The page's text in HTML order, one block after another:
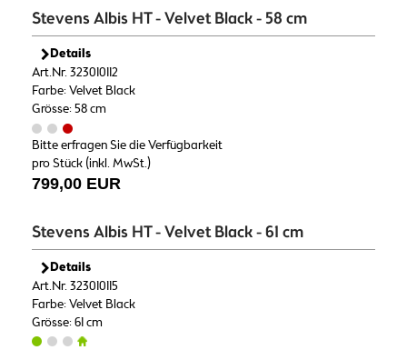
Stevens Albis HT - Velvet Black - 58 cm
Details
Art.Nr. 323010112
Farbe: Velvet Black
Grösse: 58 cm
Bitte erfragen Sie die Verfügbarkeit
pro Stück (inkl. MwSt.)
799,00 EUR
Stevens Albis HT - Velvet Black - 61 cm
Details
Art.Nr. 323010115
Farbe: Velvet Black
Grösse: 61 cm